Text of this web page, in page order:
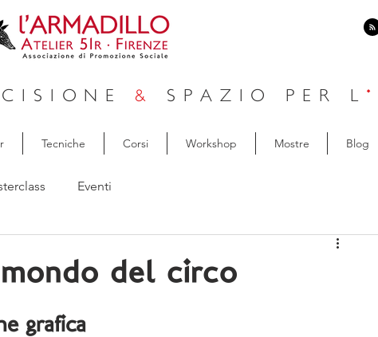
& SPAZIO PER L '
Tecniche Corsi Workshop Mostre Blog
Eventi
del circo
grafica